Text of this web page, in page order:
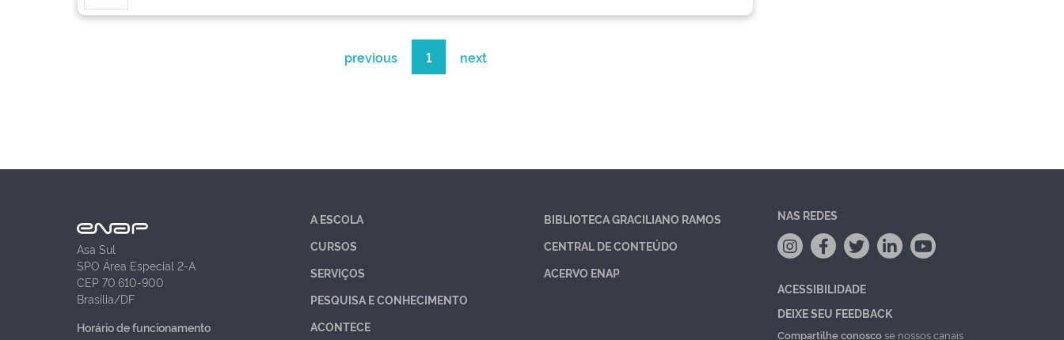
previous 1 next
Asa Sul
SPO Área Especial 2-A
CEP 70.610-900
Brasília/DF
Horário de funcionamento
A ESCOLA
CURSOS
SERVIÇOS
PESQUISA E CONHECIMENTO
ACONTECE
BIBLIOTECA GRACILIANO RAMOS
CENTRAL DE CONTEÚDO
ACERVO ENAP
NAS REDES
ACESSIBILIDADE
DEIXE SEU FEEDBACK
Compartilhe conoscose nossos canais